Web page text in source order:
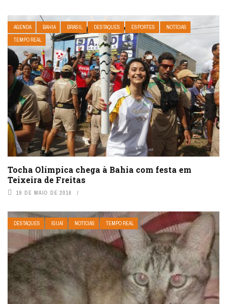
AGENDA BAHIA BRASIL DESTAQUES ESPORTES
NOTÍCIAS
TEMPO REAL
Tocha Olímpica chega à Bahia com festa em
Teixeira de Freitas
19 DE MAIO DE 2016
DESTAQUES IGUAÍ NOTÍCIAS TEMPO REAL